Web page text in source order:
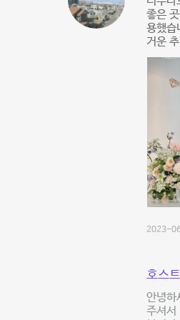
좋은
용했습
거운
2023-
호스
안녕하
주셔서